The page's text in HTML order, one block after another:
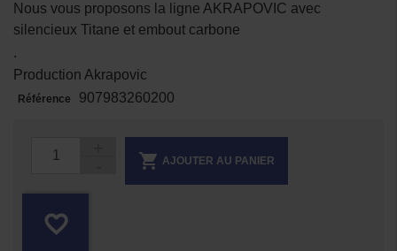
Nous vous proposons la ligne AKRAPOVIC avec
silencieux Titane et embout carbone
.
Production Akrapovic
Référence 907983260200
 AJOUTER AU PANIER
favorite_border